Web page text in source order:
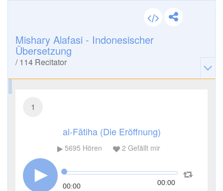
Mishary Alafasi - Indonesischer
Übersetzung
/114 Recitator
1
al-Fātiha (Die Eröffnung)
5695 Hören 2 Gefällt mir
00:00 00:00